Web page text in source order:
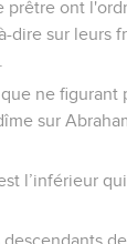
prêtre ont
dire sur leurs
ne figurant
sur
l’inférieur
descendants